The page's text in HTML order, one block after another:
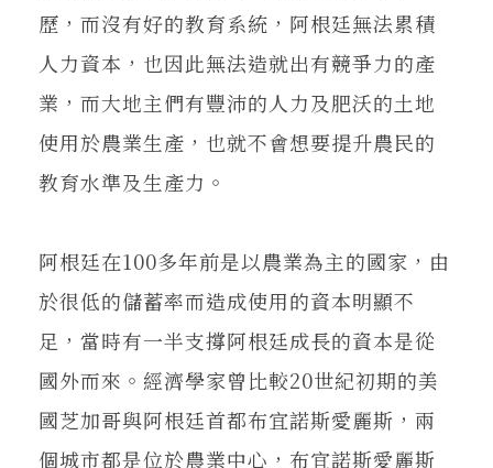
歷，而沒有好的教育系統，阿根廷無法累積
人力資本，也因此無法造就出有競爭力的產
業，而大地主們有豐沛的人力及肥沃的土地
使用於農業生產，也就不會想要提升農民的
教育水準及生產力。
阿根廷在100多年前是以農業為主的國家，由
於很低的儲蓄率而造成使用的資本明顯不
足，當時有一半支撐阿根廷成長的資本是從
國外而來。經濟學家曾比較20世紀初期的美
國芝加哥與阿根廷首都布宜諾斯愛麗斯，兩
個城市都是位於農業中心，布宜諾斯愛麗斯